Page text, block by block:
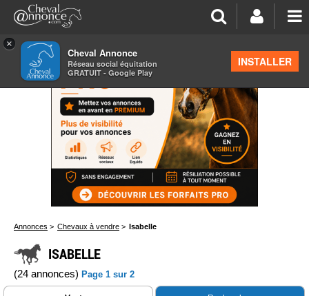
×
Cheval Annonce
Réseau social équitation
GRATUIT - Google Play
INSTALLER
Annonces > Chevaux à vendre > Isabelle
ISABELLE
(24 annonces) Page 1 sur 2